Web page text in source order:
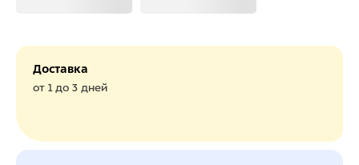
Доставка
от 1 до 3 дней